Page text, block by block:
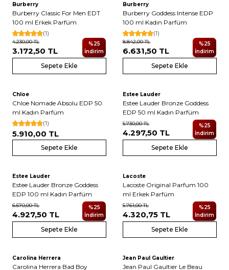
Burberry
Burberry Classic For Men EDT
100 ml Erkek Parfüm
(1)
4.230,00TL
3.172,50 TL
%25
İndirim
Sepete Ekle
Burberry
Burberry Goddess Intense EDP
100 ml Kadın Parfüm
(1)
8.842,00TL
6.631,50 TL
%25
İndirim
Sepete Ekle
Chloe
Chloe Nomade Absolu EDP 50
ml Kadın Parfüm
(1)
5.910,00 TL
Sepete Ekle
Yeni
2
Estee Lauder
Estee Lauder Bronze Goddess
EDP 50 ml Kadın Parfüm
5.730,00TL
4.297,50 TL
%25
İndirim
Sepete Ekle
Yeni
2
Estee Lauder
Estee Lauder Bronze Goddess
EDP 100 ml Kadın Parfüm
6.570,00TL
4.927,50 TL
%25
İndirim
Sepete Ekle
Yeni
5
Lacoste
Lacoste Original Parfum 100
ml Erkek Parfüm
5.761,00TL
4.320,75 TL
%25
İndirim
Sepete Ekle
Yeni
Carolina Herrera
Carolina Herrera Bad Boy
Yeni
2
Jean Paul Gaultier
Jean Paul Gaultier Le Beau